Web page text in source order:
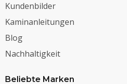
Kundenbilder
Kaminanleitungen
Blog
Nachhaltigkeit
Beliebte Marken